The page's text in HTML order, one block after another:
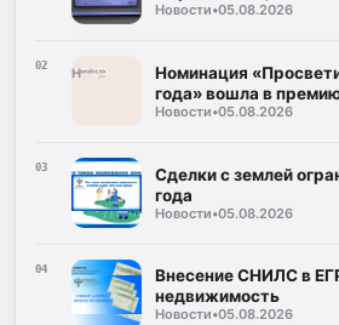
Новости•05.08.2026
02
Номинация
года» вошла в
Новости•05.08.2026
03
Сделки с землей
года
Новости•05.08.2026
04
Внесение СНИЛС в
недвижимость
Новости•05.08.2026